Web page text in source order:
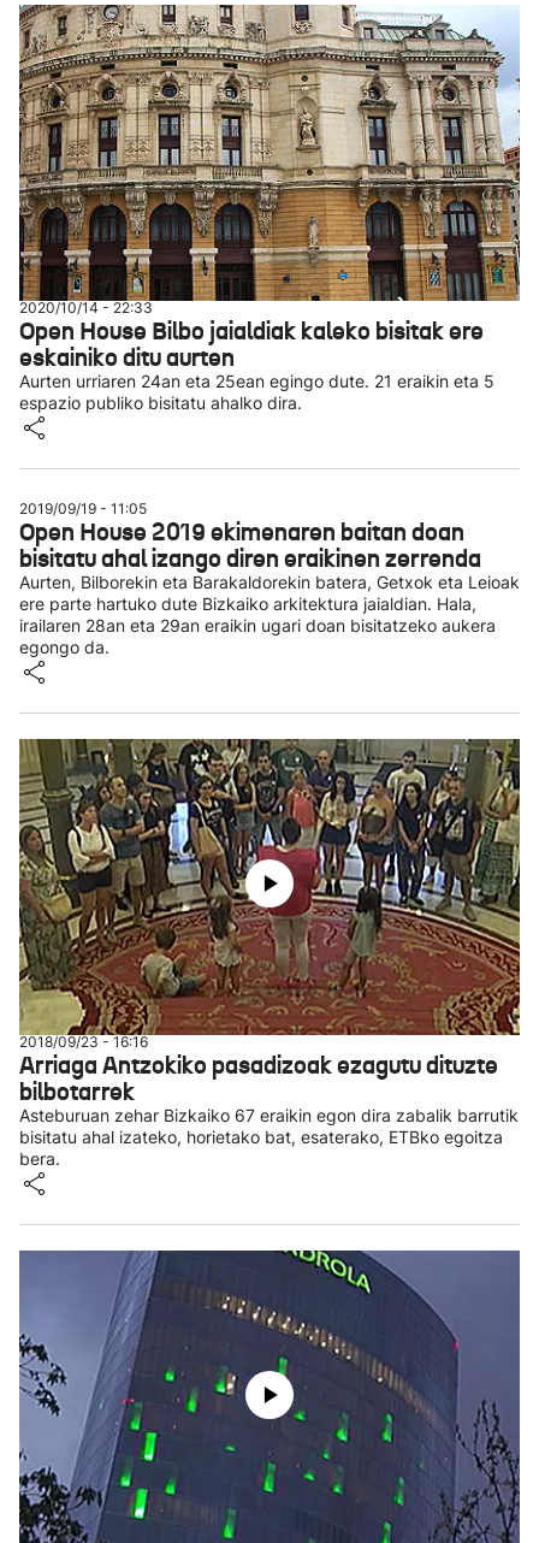
2020/10/14 - 22:33
Open House Bilbo jaialdiak kaleko bisitak ere
eskainiko ditu aurten
Aurten urriaren 24an eta 25ean egingo dute. 21 eraikin eta 5
espazio publiko bisitatu ahalko dira.
2019/09/19 - 11:05
Open House 2019 ekimenaren baitan doan
bisitatu ahal izango diren eraikinen zerrenda
Aurten, Bilborekin eta Barakaldorekin batera, Getxok eta Leioak
ere parte hartuko dute Bizkaiko arkitektura jaialdian. Hala,
irailaren 28an eta 29an eraikin ugari doan bisitatzeko aukera
egongo da.
2018/09/23 - 16:16
Arriaga Antzokiko pasadizoak ezagutu dituzte
bilbotarrek
Asteburuan zehar Bizkaiko 67 eraikin egon dira zabalik barrutik
bisitatu ahal izateko, horietako bat, esaterako, ETBko egoitza
bera.